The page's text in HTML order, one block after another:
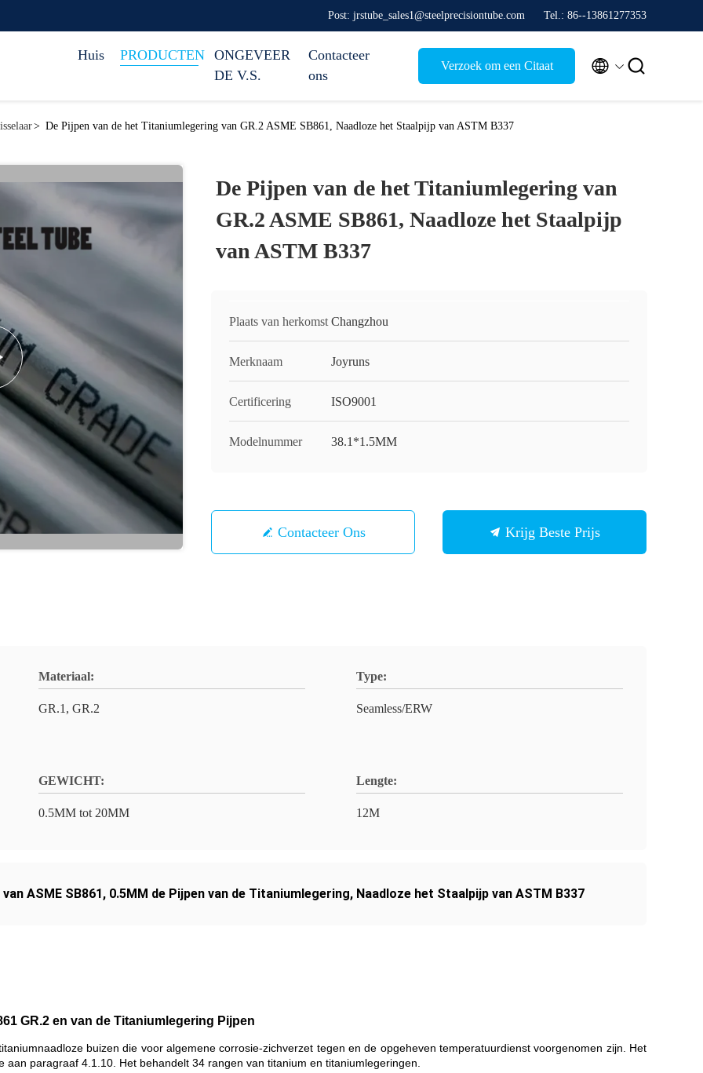
Post: jrstube_sales1@steelprecisiontube.com Tel.: 86--13861277353
Huis PRODUCTEN ONGEVEER
DE V.S.
Contacteer
ons
Verzoek om een Citaat  
> De Pijpen van de het Titaniumlegering van GR.2 ASME SB861, Naadloze het Staalpijp van ASTM B337
De Pijpen van de het Titaniumlegering van
GR.2 ASME SB861, Naadloze het Staalpijp
van ASTM B337
Plaats van herkomst Changzhou
Merknaam Joyruns
Certificering ISO9001
Modelnummer 38.1*1.5MM
Contacteer Ons Krijg Beste Prijs
Materiaal:
GR.1, GR.2
Type:
Seamless/ERW
GEWICHT:
0.5MM tot 20MM
Lengte:
12M
ASME SB861, 0.5MM de Pijpen van de Titaniumlegering, Naadloze het Staalpijp van ASTM B337
GR.2 en van de Titaniumlegering Pijpen
buizen die voor algemene corrosie-zichverzet tegen en de opgeheven temperatuurdienst voorgenomen zijn. Het
paragraaf 4.1.10. Het behandelt 34 rangen van titanium en titaniumlegeringen.